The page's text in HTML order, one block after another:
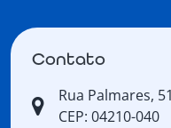
Contato
Rua Palmares,
CEP: 04210-040